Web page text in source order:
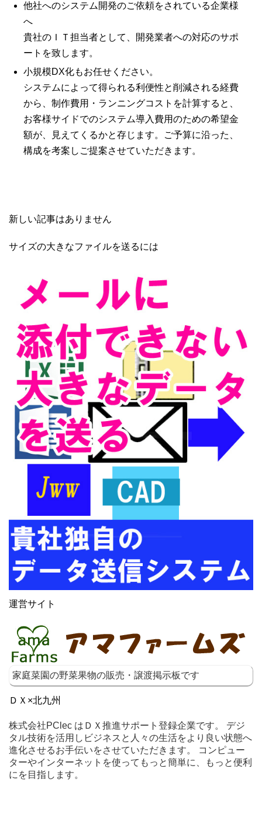
他社へのシステム開発のご依頼をされている企業様
へ
貴社のＩＴ担当者として、開発業者への対応のサポ
ートを致します。
小規模DX化もお任せください。
システムによって得られる利便性と削減される経費
から、制作費用・ランニングコストを計算すると、
お客様サイドでのシステム導入費用のための希望金
額が、見えてくるかと存じます。ご予算に沿った、
構成を考案しご提案させていただきます。
新しい記事はありません
サイズの大きなファイルを送るには
運営サイト
家庭菜園の野菜果物の販売・譲渡掲示板です
ＤＸ×北九州
株式会社PClec はＤＸ推進サポート登録企業です。 デジ
タル技術を活用しビジネスと人々の生活をより良い状態へ
進化させるお手伝いをさせていただきます。 コンピュー
ターやインターネットを使ってもっと簡単に、もっと便利
にを目指します。